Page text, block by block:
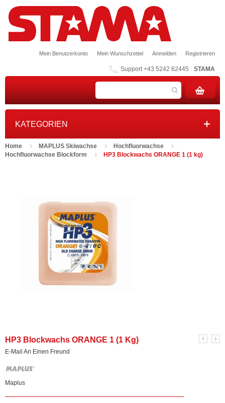
Mein Benutzerkonto Mein Wunschzettel Anmelden Registrieren
Support +43 5242 62445 STAMA
KATEGORIEN
Home MAPLUS Skiwachse
Hochfluorwachse
Hochfluorwachse Blockform
HP3 Blockwachs ORANGE 1 (1 kg)
HP3 Blockwachs ORANGE 1 (1 Kg)
E-Mail An Einen Freund
Maplus